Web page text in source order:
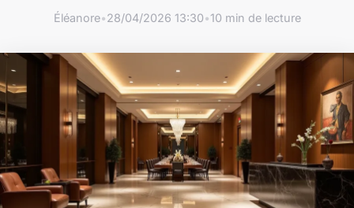
Éléanore•28/04/2026 13:30•10 min de lecture